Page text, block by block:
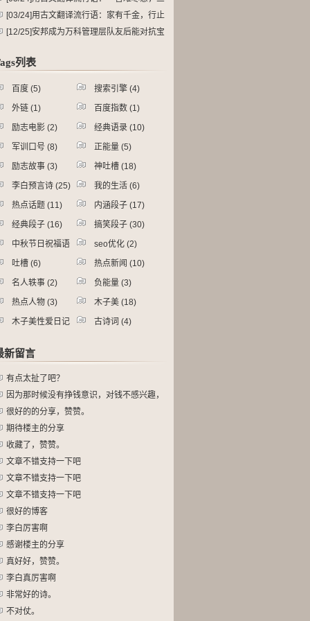
令作五申。
[03/24]用古文翻译流行语：家有千金，行止
由心。
[12/25]安邦成为万科管理层队友后能对抗宝
一方？
列表
百度 (5) 搜索引擎 (4)
外链 (1) 百度指数 (1)
励志电影 (2) 经典语录 (10)
军训口号 (8) 正能量 (5)
励志故事 (3) 神吐槽 (18)
李白预言诗 (25) 我的生活 (6)
热点话题 (11) 内涵段子 (17)
经典段子 (16) 搞笑段子 (30)
中秋节日祝福语
seo优化 (2)
吐槽 (6) 热点新闻 (10)
名人轶事 (2) 负能量 (3)
热点人物 (3) 木子美 (18)
木子美性爱日记
古诗词 (4)
新留言
有点太扯了吧？
因为那时候没有挣钱意识，对钱不感兴趣，
对
很好的的分享，赞赞。
期待楼主的分享
收藏了，赞赞。
文章不错支持一下吧
文章不错支持一下吧
文章不错支持一下吧
很好的博客
李白厉害啊
感谢楼主的分享
真好好，赞赞。
李白真厉害啊
非常好的诗。
不对仗。